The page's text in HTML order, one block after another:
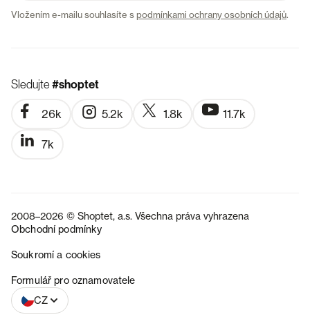
Vložením e-mailu souhlasíte spodmínkami ochrany osobních údajů.
Sledujte#shoptet
26k 5.2k 1.8k 11.7k
7k
2008–2026 © Shoptet, a.s. Všechna práva vyhrazena
Obchodní podmínky
Soukromí a cookies
Formulář pro oznamovatele
CZ